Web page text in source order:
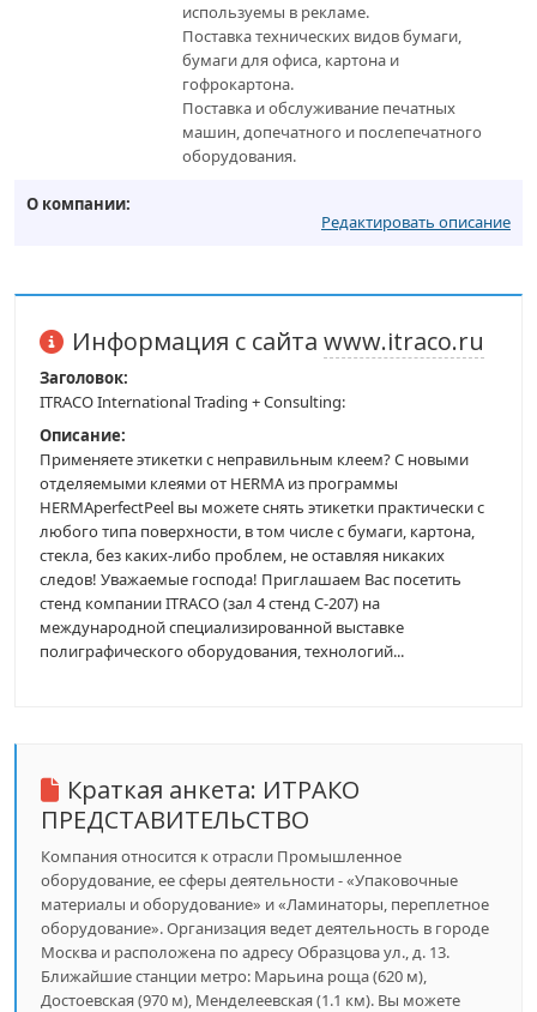
используемы в рекламе.
Поставка технических видов бумаги,
бумаги для офиса, картона и
гофрокартона.
Поставка и обслуживание печатных
машин, допечатного и послепечатного
оборудования.
О компании:
Редактировать описание
Информация с сайта www.itraco.ru
Заголовок:
ITRACO International Trading + Consulting:
Описание:
Применяете этикетки с неправильным клеем? С новыми
отделяемыми клеями от HERMA из программы
HERMAperfectPeel вы можете снять этикетки практически с
любого типа поверхности, в том числе с бумаги, картона,
стекла, без каких-либо проблем, не оставляя никаких
следов! Уважаемые господа! Приглашаем Вас посетить
стенд компании ITRACO (зал 4 стенд С-207) на
международной специализированной выставке
полиграфического оборудования, технологий...
Краткая анкета: ИТРАКО
ПРЕДСТАВИТЕЛЬСТВО
Компания относится к отрасли Промышленное
оборудование, ее сферы деятельности - «Упаковочные
материалы и оборудование» и «Ламинаторы, переплетное
оборудование». Организация ведет деятельность в городе
Москва и расположена по адресу Образцова ул., д. 13.
Ближайшие станции метро: Марьина роща (620 м),
Достоевская (970 м), Менделеевская (1.1 км). Вы можете